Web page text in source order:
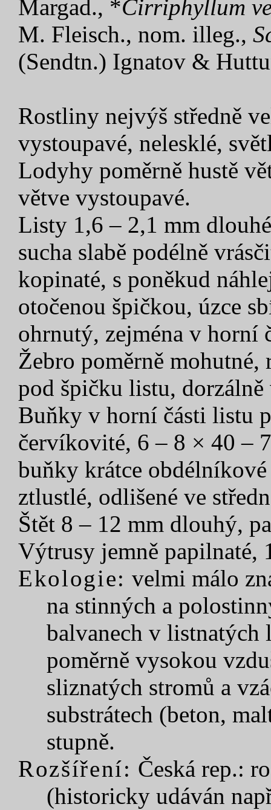
Margad., *Cirriphyllum
M. Fleisch., nom. illeg.,
(Sendtn.) Ignatov &
Rostliny nejvýš středně
vystoupavé, nelesklé,
Lodyhy poměrně hustě
větve vystoupavé.
Listy 1,6 – 2,1 mm
sucha slabě podélně
kopinaté, s poněkud
otočenou špičkou, úzce
ohrnutý, zejména v horní
Žebro poměrně
pod špičku listu,
Buňky v horní části listu
červíkovité, 6 – 8 × 40 –
buňky krátce
ztlustlé, odlišené ve
Štět 8 – 12 mm dlouhý,
Výtrusy jemně papilnaté,
Ekologie: velmi málo
na stinných a
balvanech v listnatých
poměrně vysokou
sliznatých stromů a
substrátech (beton,
stupně.
Rozšíření: Česká rep.:
(historicky udáván